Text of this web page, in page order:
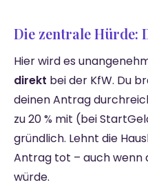
Die zentrale Hürde:
Hier wird es
direkt bei der KfW. Du
deinen Antrag
zu 20 % mit (bei
gründlich. Lehnt die
Antrag tot – auch wenn
würde.